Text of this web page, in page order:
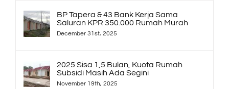
BP Tapera & 43 Bank Kerja Sama
Saluran KPR 350.000 Rumah Murah
December 31st, 2025
2025 Sisa 1,5 Bulan, Kuota Rumah
Subsidi Masih Ada Segini
November 19th, 2025